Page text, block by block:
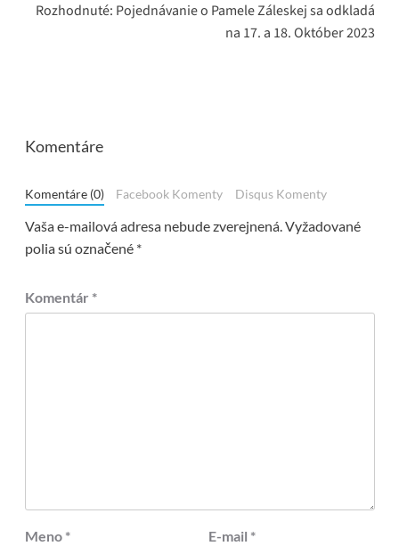
Rozhodnuté: Pojednávanie o Pamele Záleskej sa odkladá
na 17. a 18. Október 2023
Komentáre
Komentáre (0) Facebook Komenty Disqus Komenty
Vaša e-mailová adresa nebude zverejnená.Vyžadované
polia sú označené *
Komentár *
Meno * E-mail *